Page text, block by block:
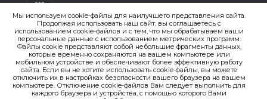
Мы используем cookie-файлы для наилучшего представления сайта.
Продолжая использовать наш сайт, вы соглашаетесь с
использованием cookie-файлов и с тем, что мы обрабатываем ваши
персональные данные с использованием метрических программ.
Файлы cookie представляют собой небольшие фрагменты данных,
которые временно сохраняются на вашем компьютере или
мобильном устройстве и обеспечивают более эффективную работу
сайта. Если вы не хотите использовать cookie-файлы, вы можете
отключить их в настройках безопасности вашего браузера на вашем
компьютере. Отключение cookie-файлов Вам следует выполнить для
каждого браузера и устройства, с помощью которого Вами
ВЕРСИЯ ДЛЯ ПЕЧАТИ
ПОЛИТИКА КОНФИДЕНЦИАЛЬНОСТИ
© 2007-2026. , ГБОУ СО «Гимназия № 1 (Базовая школа
РАН)»